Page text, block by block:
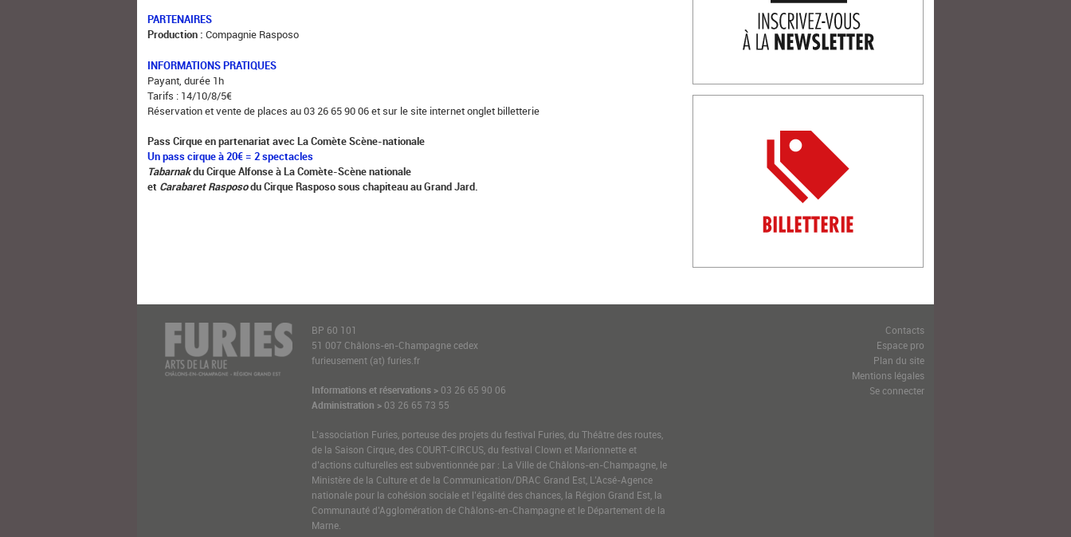
PARTENAIRES
Production :Compagnie Rasposo
INFORMATIONS PRATIQUES
Payant, durée 1h
Tarifs : 14/10/8/5€
Réservation et vente de places au 03 26 65 90 06 et sur le site internet onglet billetterie
Pass Cirque en partenariat avec La Comète Scène-nationale
Un pass cirque à 20€ = 2 spectacles
Tabarnakdu Cirque Alfonse à La Comète-Scène nationale
et Carabaret Rasposodu Cirque Rasposo sous chapiteau au Grand Jard.
BP 60 101
51 007 Châlons-en-Champagne cedex
furieusement (at) furies.fr
Informations et réservations > 03 26 65 90 06
Administration > 03 26 65 73 55
L’association Furies, porteuse des projets du festival Furies, du Théâtre des routes,
de la Saison Cirque, des COURT-CIRCUS, du festival Clown et Marionnette et
d’actions culturelles est subventionnée par : La Ville de Châlons-en-Champagne, le
Ministère de la Culture et de la Communication/DRAC Grand Est, L’Acsé-Agence
nationale pour la cohésion sociale et l’égalité des chances, la Région Grand Est, la
Communauté d’Agglomération de Châlons-en-Champagne et le Département de la
Marne.
Contacts
Espace pro
Plan du site
Mentions légales
Se connecter